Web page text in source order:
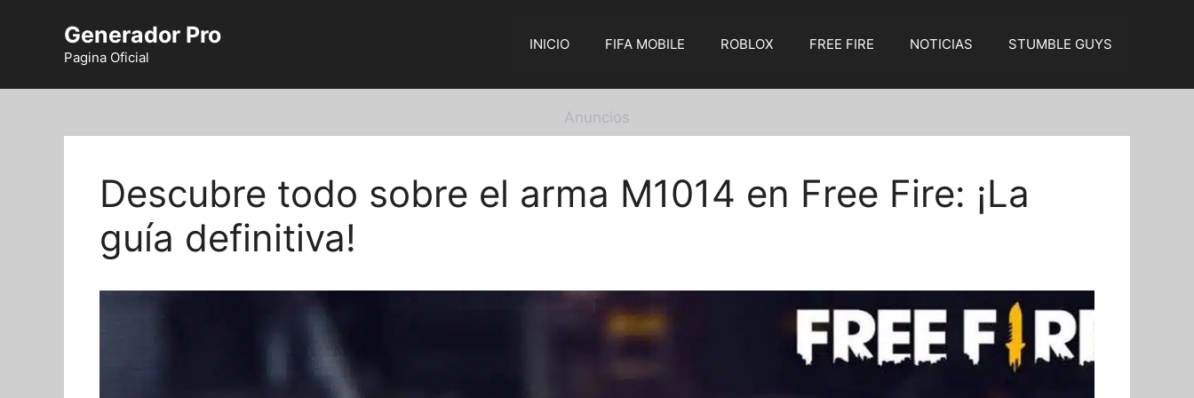
contenido
Generador Pro
Pagina Oficial
INICIO FIFA MOBILE ROBLOX FREE FIRE NOTICIAS STUMBLE GUYS
Anuncios
Descubre todo sobre el arma M1014 en Free Fire: ¡La
guía definitiva!